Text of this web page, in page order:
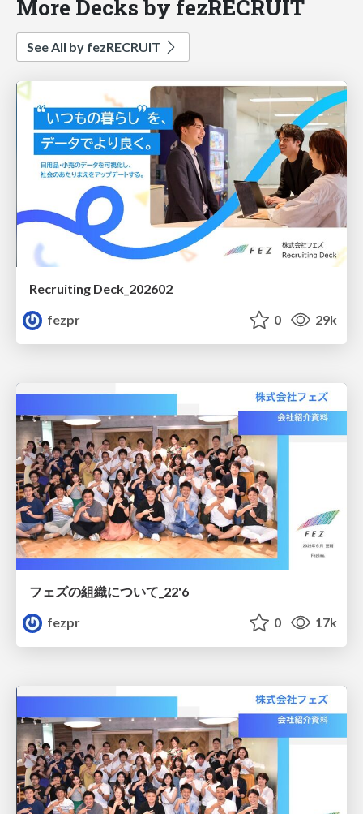
More Decks by fezRECRUIT
See All by fezRECRUIT
Recruiting Deck_202602
fezpr
0 29k
フェズの組織について_22'6
fezpr
0 17k